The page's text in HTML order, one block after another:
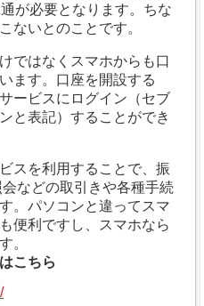
が必要となります。 ちな
ないとのことです。
ではなくスマホからも口
ます。口座を開設する
ービスにログイン（セブ
と表記）することができ
スを利用することで、振
などの取引きや各種手続
。パソコンと違ってスマ
便利ですし、スマホなら
。
こちら